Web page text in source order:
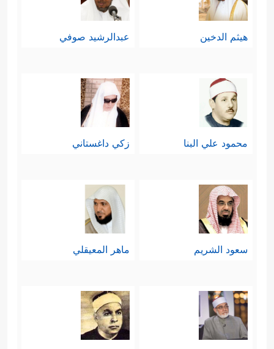
هيثم الدخين عبدالرشيد صوفي
محمود علي البنا زكي داغستاني
سعود الشريم ماهر المعيقلي